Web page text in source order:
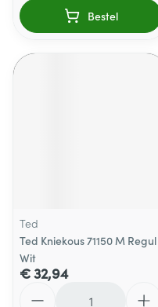
Bestel
Ted
Ted Kniekous 71150 M Regul
Wit
€ 32,94